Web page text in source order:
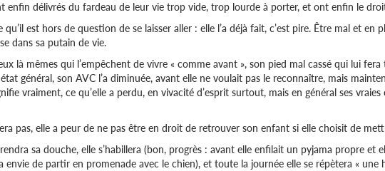
enfin délivrés du fardeau de leur vie trop vide, trop lourde à porter, et ont enfin le
est hors de question de se laisser aller : elle l’a déjà fait, c’est pire. Être mal et en
dans sa putain de vie.
là mêmes qui l’empêchent de vivre « comme avant », son pied mal cassé qui lui
général, son AVC l’a diminuée, avant elle ne voulait pas le reconnaître, mais
vraiment, ce qu’elle a perdu, en vivacité d’esprit surtout, mais en général ses
pas, elle a peur de ne pas être en droit de retrouver son enfant si elle choisit de
sa douche, elle s’habillera (bon, progrès : avant elle enfilait un pyjama propre
de partir en promenade avec le chien), et toute la journée elle se répètera « une